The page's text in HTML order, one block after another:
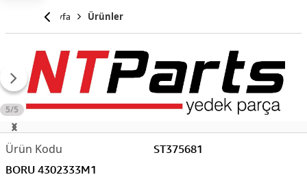
Anasayfa Ürünler
5/5
ST375681
BORU 4302333M1